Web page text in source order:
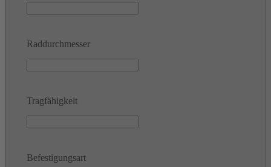
Raddurchmesser
Tragfähigkeit
Befestigungsart